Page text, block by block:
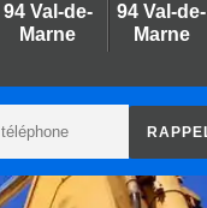
94 Val-de-
Marne
94 Val-de-
Marne